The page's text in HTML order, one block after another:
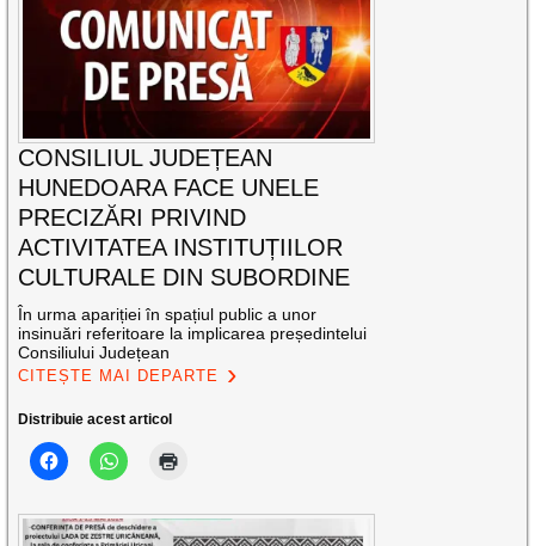
CONSILIUL JUDEȚEAN
HUNEDOARA FACE UNELE
PRECIZĂRI PRIVIND
ACTIVITATEA INSTITUȚIILOR
CULTURALE DIN SUBORDINE
În urma apariției în spațiul public a unor
insinuări referitoare la implicarea președintelui
Consiliului Județean
CITEȘTE MAI DEPARTE
Distribuie acest articol